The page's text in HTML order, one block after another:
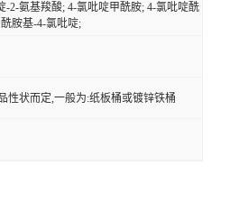
-2-氨基羧酸; 4-氯吡啶甲酰胺; 4-氯吡啶酰
胺基-4-氯吡啶;
性状而定,一般为:纸板桶或镀锌铁桶